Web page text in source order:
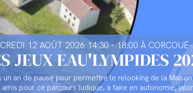
JEUX EAU'LYMPIDES
12 AOÛT 2026 14:30 - 18:00 À
un an de pause pour permettre le relooking de la
amis pour ce parcours ludique, à faire en autonomie,